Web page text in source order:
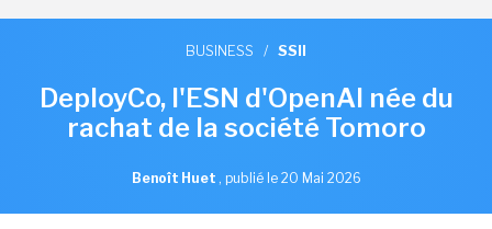
BUSINESS / SSII
DeployCo, l'ESN d'OpenAI née du
rachat de la société Tomoro
Benoît Huet , publié le 20 Mai 2026